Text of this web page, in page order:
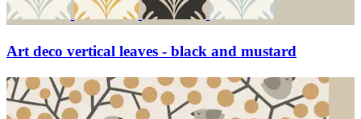
Art deco vertical leaves - black and mustard